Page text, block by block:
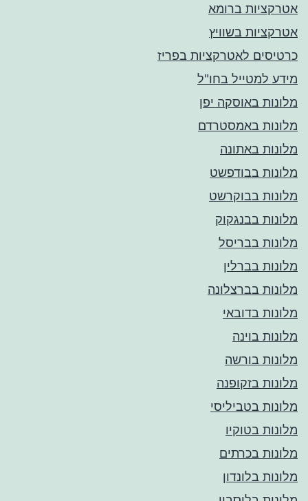
אטרקציות ברומא
אטרקציות בשוויץ
כרטיסים לאטרקציות בפריז
מידע למטייל בחו"ל
מלונות באוסקה יפן
מלונות באמסטרדם
מלונות באתונה
מלונות בבודפשט
מלונות בבוקרשט
מלונות בבנגקוק
מלונות בבריסל
מלונות בברלין
מלונות בברצלונה
מלונות בדובאי
מלונות בוינה
מלונות בורשה
מלונות בזקופנה
מלונות בטביליסי
מלונות בטוקיו
מלונות בכרתים
מלונות בלונדון